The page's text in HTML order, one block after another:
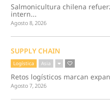
Salmonicultura chilena
intern...
Agosto 8, 2026
SUPPLY CHAIN
Logística Asia
Retos logísticos marcan
Agosto 7, 2026